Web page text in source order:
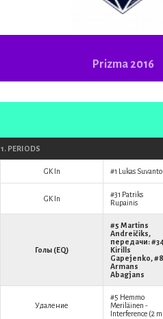
Prizma 2016
1. PERIODS
GK In #1 Lukas Suvanto
GK In #31 Patriks
Rupainis
Голы (EQ)
#5 Martins
Andreičiks,
передачи:
Kirills
Gapejenko, #8
Armans
Abagjans
Удаление
#5 Hemmo
Meriläinen -
Interference (2